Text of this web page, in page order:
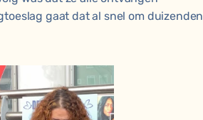
gaat dat al snel om duizenden